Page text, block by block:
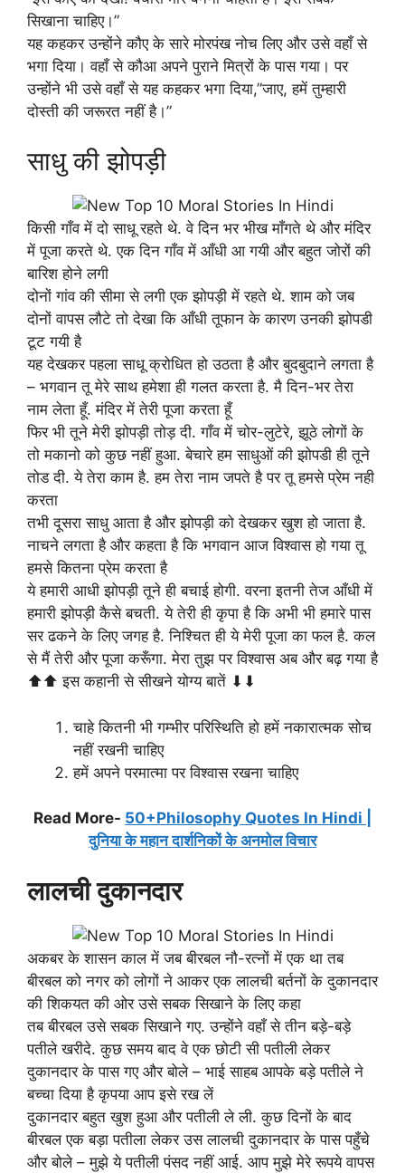
सिखाना चाहिए।”
यह कहकर उन्होंने कौए के सारे मोरपंख नोच लिए और उसे वहाँ से
भगा दिया। वहाँ से कौआ अपने पुराने मित्रों के पास गया। पर
उन्होंने भी उसे वहाँ से यह कहकर भगा दिया,”जाए, हमें तुम्हारी
दोस्ती की जरूरत नहीं है।”
साधु की झोपड़ी
किसी गाँव में दो साधू रहते थे. वे दिन भर भीख माँगते थे और मंदिर
में पूजा करते थे. एक दिन गाँव में आँधी आ गयी और बहुत जोरों की
बारिश होने लगी
दोनों गांव की सीमा से लगी एक झोपड़ी में रहते थे. शाम को जब
दोनों वापस लौटे तो देखा कि आँधी तूफान के कारण उनकी झोपडी
टूट गयी है
यह देखकर पहला साधू क्रोधित हो उठता है और बुदबुदाने लगता है
– भगवान तू मेरे साथ हमेशा ही गलत करता है. मै दिन-भर तेरा
नाम लेता हूँ. मंदिर में तेरी पूजा करता हूँ
फिर भी तूने मेरी झोपड़ी तोड़ दी. गाँव में चोर-लुटेरे, झूठे लोगों के
तो मकानो को कुछ नहीं हुआ. बेचारे हम साधुओं की झोपडी ही तूने
तोड दी. ये तेरा काम है. हम तेरा नाम जपते है पर तू हमसे प्रेम नही
करता
तभी दूसरा साधु आता है और झोपड़ी को देखकर खुश हो जाता है.
नाचने लगता है और कहता है कि भगवान आज विश्वास हो गया तू
हमसे कितना प्रेम करता है
ये हमारी आधी झोपड़ी तूने ही बचाई होगी. वरना इतनी तेज आँधी में
हमारी झोपड़ी कैसे बचती. ये तेरी ही कृपा है कि अभी भी हमारे पास
सर ढकने के लिए जगह है. निश्चित ही ये मेरी पूजा का फल है. कल
से मैं तेरी और पूजा करूँगा. मेरा तुझ पर विश्वास अब और बढ़ गया है
⬆⬆ इस कहानी से सीखने योग्य बातें ⬇⬇
चाहे कितनी भी गम्भीर परिस्थिति हो हमें नकारात्मक सोच
नहीं रखनी चाहिए
हमें अपने परमात्मा पर विश्वास रखना चाहिए
Read More- 50+Philosophy Quotes In Hindi |
दुनिया के महान दार्शनिकों के अनमोल विचार
लालची दुकानदार
अकबर के शासन काल में जब बीरबल नौ-रत्नों में एक था तब
बीरबल को नगर को लोगों ने आकर एक लालची बर्तनों के दुकानदार
की शिकयत की ओर उसे सबक सिखाने के लिए कहा
तब बीरबल उसे सबक सिखाने गए. उन्होंने वहाँ से तीन बड़े-बड़े
पतीले खरीदे. कुछ समय बाद वे एक छोटी सी पतीली लेकर
दुकानदार के पास गए और बोले – भाई साहब आपके बड़े पतीले ने
बच्चा दिया है कृपया आप इसे रख लें
दुकानदार बहुत खुश हुआ और पतीली ले ली. कुछ दिनों के बाद
बीरबल एक बड़ा पतीला लेकर उस लालची दुकानदार के पास पहुँचे
और बोले – मुझे ये पतीली पंसद नहीं आई. आप मुझे मेरे रूपये वापस